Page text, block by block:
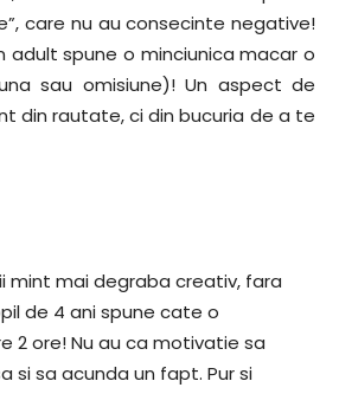
care nu au consecinte negative!
adult spune o minciunica macar o
sau omisiune)! Un aspect de
din rautate, ci din bucuria de a te
mint mai degraba creativ, fara
de 4 ani spune cate o
2 ore! Nu au ca motivatie sa
si sa acunda un fapt. Pur si